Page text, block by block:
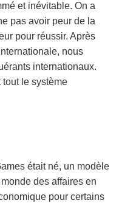
et inévitable. On a
pas avoir peur de la
pour réussir. Après
nous
internationaux.
tout le système
était né, un modèle
des affaires en
pour certains